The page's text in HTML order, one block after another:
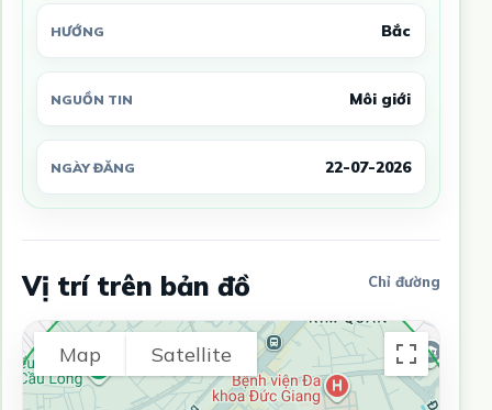
HƯỚNG Bắc
NGUỒN TIN Môi giới
NGÀY ĐĂNG 22-07-2026
Vị trí trên bản đồ Chỉ đường
Map Satellite